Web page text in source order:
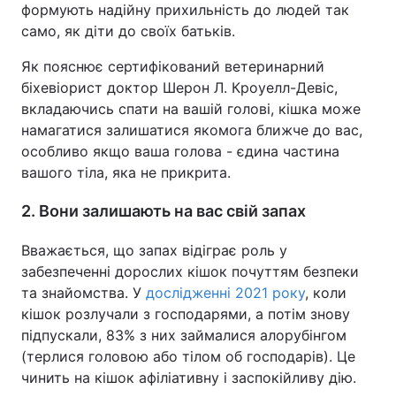
формують надійну прихильність до людей так
само, як діти до своїх батьків.
Як пояснює сертифікований ветеринарний
біхевіорист доктор Шерон Л. Кроуелл-Девіс,
вкладаючись спати на вашій голові, кішка може
намагатися залишатися якомога ближче до вас,
особливо якщо ваша голова - єдина частина
вашого тіла, яка не прикрита.
2. Вони залишають на вас свій запах
Вважається, що запах відіграє роль у
забезпеченні дорослих кішок почуттям безпеки
та знайомства. У дослідженні 2021 року, коли
кішок розлучали з господарями, а потім знову
підпускали, 83% з них займалися алорубінгом
(терлися головою або тілом об господарів). Це
чинить на кішок афіліативну і заспокійливу дію.